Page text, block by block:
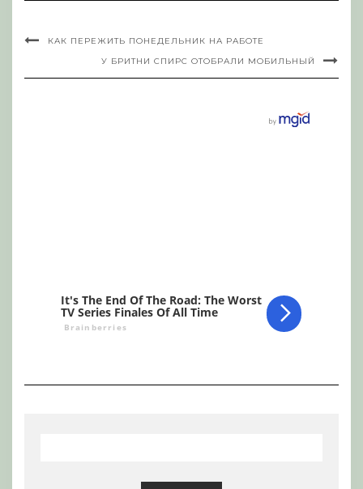
КАК ПЕРЕЖИТЬ ПОНЕДЕЛЬНИК НА РАБОТЕ
У БРИТНИ СПИРС ОТОБРАЛИ МОБИЛЬНЫЙ